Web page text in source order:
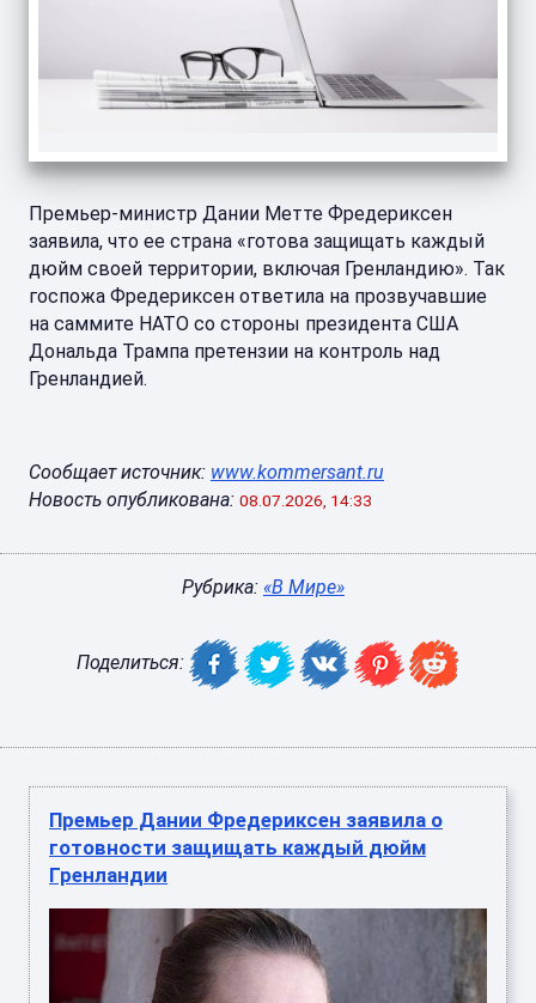
Премьер-министр Дании Метте Фредериксен
заявила, что ее страна «готова защищать каждый
дюйм своей территории, включая Гренландию». Так
госпожа Фредериксен ответила на прозвучавшие
на саммите НАТО со стороны президента США
Дональда Трампа претензии на контроль над
Гренландией.
Сообщает источник: www.kommersant.ru
Новость опубликована: 08.07.2026, 14:33
Рубрика: «В Мире»
Поделиться:
Премьер Дании Фредериксен заявила о
готовности защищать каждый дюйм
Гренландии